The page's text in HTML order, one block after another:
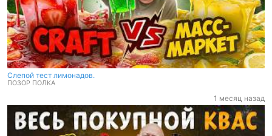
Слепой тест лимонадов.
ПОЗОР ПОЛКА
1 месяц назад
Слепой тест лимонадов.
ПОЗОР ПОЛКА
1 месяц назад